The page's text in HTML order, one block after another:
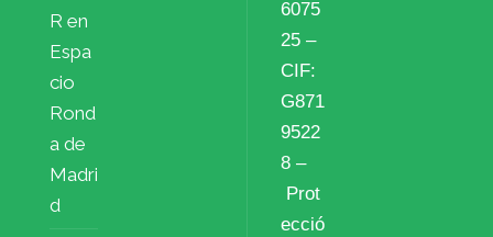
R en
Espa
cio
Rond
a de
Madri
d
6075
25 –
CIF:
G871
9522
8 –
Prot
ecció